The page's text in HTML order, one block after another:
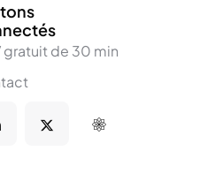
gratuit de 30 min